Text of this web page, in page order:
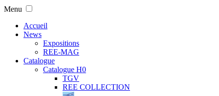
Menu
Accueil
News
Expositions
REE-MAG
Catalogue
Catalogue H0
TGV
REE COLLECTION